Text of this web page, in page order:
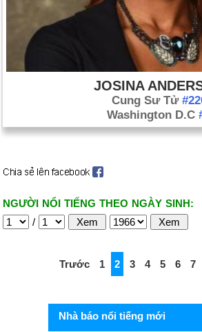
JOSINA
Cung Sư Tử
Washington D.C
NGƯỜI NỔI TIẾNG THEO NGÀY SINH:
/
Trước 1 2 3 4 5 6 7
Nhà báo nổi tiếng mới